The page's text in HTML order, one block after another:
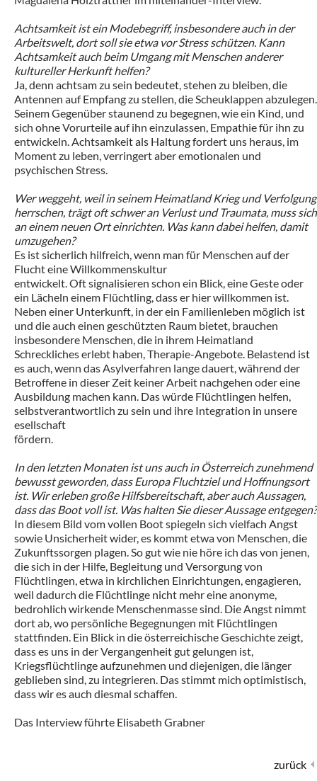
Achtsamkeit ist ein Modebegriff, insbesondere auch in der
Arbeitswelt, dort soll sie etwa vor Stress schützen. Kann
Achtsamkeit auch beim Umgang mit Menschen anderer
kultureller Herkunft helfen?
Ja, denn achtsam zu sein bedeutet, stehen zu bleiben, die
Antennen auf Empfang zu stellen, die Scheuklappen abzulegen.
Seinem Gegenüber staunend zu begegnen, wie ein Kind, und
sich ohne Vorurteile auf ihn einzulassen, Empathie für ihn zu
entwickeln. Achtsamkeit als Haltung fordert uns heraus, im
Moment zu leben, verringert aber emotionalen und
psychischen Stress.
Wer weggeht, weil in seinem Heimatland Krieg und Verfolgung
herrschen, trägt oft schwer an Verlust und Traumata, muss sich
an einem neuen Ort einrichten. Was kann dabei helfen, damit
umzugehen?
Es ist sicherlich hilfreich, wenn man für Menschen auf der
Flucht eine Willkommenskultur
entwickelt. Oft signalisieren schon ein Blick, eine Geste oder
ein Lächeln einem Flüchtling, dass er hier willkommen ist.
Neben einer Unterkunft, in der ein Familienleben möglich ist
und die auch einen geschützten Raum bietet, brauchen
insbesondere Menschen, die in ihrem Heimatland
Schreckliches erlebt haben, Therapie-Angebote. Belastend ist
es auch, wenn das Asylverfahren lange dauert, während der
Betroffene in dieser Zeit keiner Arbeit nachgehen oder eine
Ausbildung machen kann. Das würde Flüchtlingen helfen,
selbstverantwortlich zu sein und ihre Integration in unsere
esellschaft
fördern.
In den letzten Monaten ist uns auch in Österreich zunehmend
bewusst geworden, dass Europa Fluchtziel und Hoffnungsort
ist. Wir erleben große Hilfsbereitschaft, aber auch Aussagen,
dass das Boot voll ist. Was halten Sie dieser Aussage entgegen?
In diesem Bild vom vollen Boot spiegeln sich vielfach Angst
sowie Unsicherheit wider, es kommt etwa von Menschen, die
Zukunftssorgen plagen. So gut wie nie höre ich das von jenen,
die sich in der Hilfe, Begleitung und Versorgung von
Flüchtlingen, etwa in kirchlichen Einrichtungen, engagieren,
weil dadurch die Flüchtlinge nicht mehr eine anonyme,
bedrohlich wirkende Menschenmasse sind. Die Angst nimmt
dort ab, wo persönliche Begegnungen mit Flüchtlingen
stattfinden. Ein Blick in die österreichische Geschichte zeigt,
dass es uns in der Vergangenheit gut gelungen ist,
Kriegsflüchtlinge aufzunehmen und diejenigen, die länger
geblieben sind, zu integrieren. Das stimmt mich optimistisch,
dass wir es auch diesmal schaffen.
Das Interview führte Elisabeth Grabner
zurück